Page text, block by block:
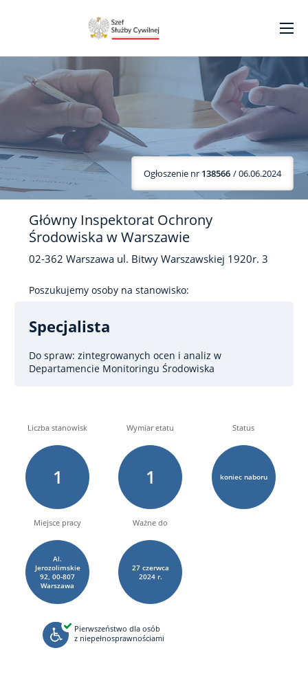
Ogłoszenie nr 138566 / 06.06.2024
Główny Inspektorat Ochrony
Środowiska w Warszawie
02-362 Warszawa ul. Bitwy Warszawskiej 1920r. 3
Poszukujemy osoby na stanowisko:
Specjalista
Do spraw: zintegrowanych ocen i analiz w
Departamencie Monitoringu Środowiska
Liczba stanowisk
1
Wymiar etatu
1
Status
koniec naboru
Miejsce pracy
Al.
Jerozolimskie
92, 00-807
Warszawa
Ważne do
27 czerwca
2024 r.
Pierwszeństwo dla osób
z niepełnosprawnościami